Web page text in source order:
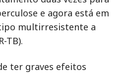
e agora está em
multirresistente a
TB).
ter graves efeitos